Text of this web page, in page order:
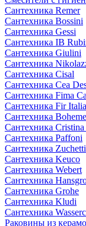
Сантехника Remer
Сантехника Bossini
Сантехника Gessi
Сантехника IB
Сантехника Giulini
Сантехника
Сантехника Cisal
Сантехника Cea
Сантехника Fima
Сантехника Fir Italia
Сантехника Boheme
Сантехника
Сантехника Paffoni
Сантехника Zuchetti
Сантехника Keuco
Сантехника Webert
Сантехника
Сантехника Grohe
Сантехника Kludi
Сантехника
Раковины из